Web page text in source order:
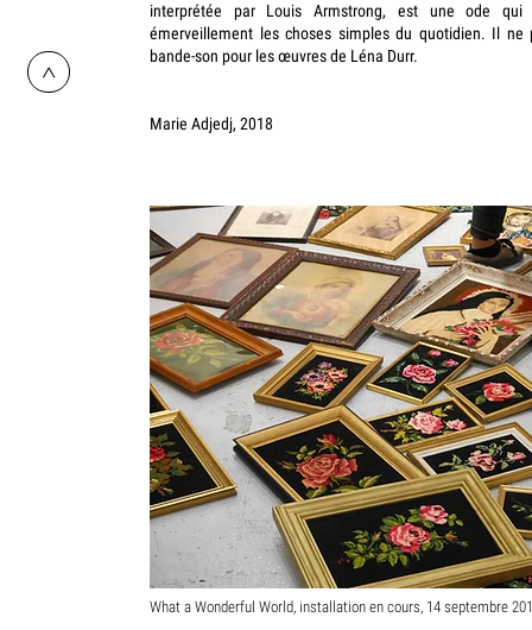
>
interprétée par Louis Armstrong, est une ode qui
émerveillement les choses simples du quotidien. Il ne
bande-son pour les œuvres de Léna Durr.
Marie Adjedj, 2018
What a Wonderful World, installation en cours, 14 septembre